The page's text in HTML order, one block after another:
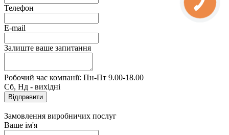
Телефон
E-mail
Залиште ваше запитання
Робочий час компанії: Пн-Пт 9.00-18.00
Сб, Нд - вихідні
Замовлення виробничих послуг
Ваше ім'я